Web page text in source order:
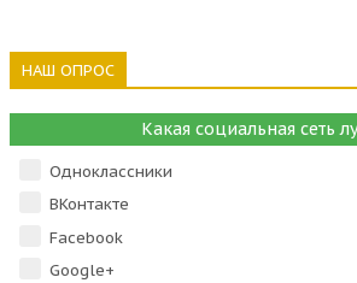
НАШ ОПРОС
Какая социальная сеть
Одноклассники
ВКонтакте
Facebook
Google+